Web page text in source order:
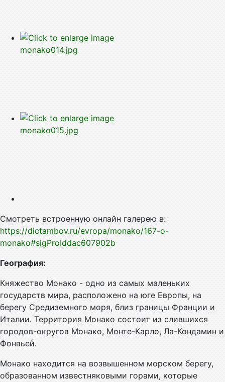
Смотреть встроенную онлайн галерею в:
https://dictambov.ru/evropa/monako/167-o-
monako#sigProIddac607902b
География:
Княжество Монако - одно из самых маленьких
государств мира, расположено на юге Европы, на
берегу Средиземного моря, близ границы Франции и
Италии. Территория Монако состоит из слившихся
городов-округов Монако, Монте-Карло, Ла-Кондамин и
Фонвьей.
Монако находится на возвышенном морском берегу,
образованном известняковыми горами, которые